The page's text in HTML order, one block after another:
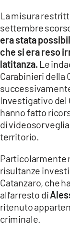
La misura
settembre
era stata
che si era reso
latitanza. Le
Carabinieri della
Investigativo del
hanno fatto
di
territorio.
Particolarmente
risultanze
Catanzaro, che
all’arresto di
ritenuto
criminale.